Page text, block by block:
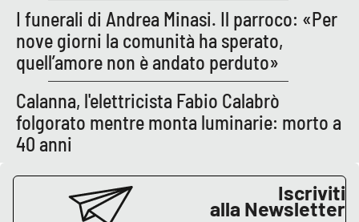
Food
Storie
LAC
NETWORK
Lacplay.it
Lactv.it
I funerali di Andrea Minasi. Il parroco: «Per
nove giorni la comunità ha sperato,
quell’amore non è andato perduto»
Calanna, l'elettricista Fabio Calabrò
folgorato mentre monta luminarie: morto a
40 anni
Iscriviti
alla Newsletter